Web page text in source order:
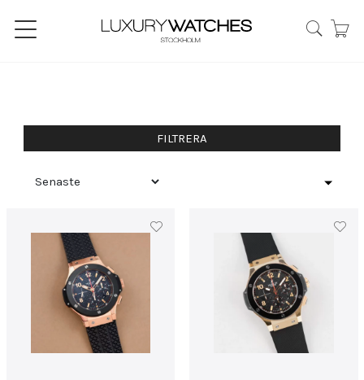
FILTRERA